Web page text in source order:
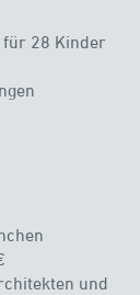
für 28 Kinder
und